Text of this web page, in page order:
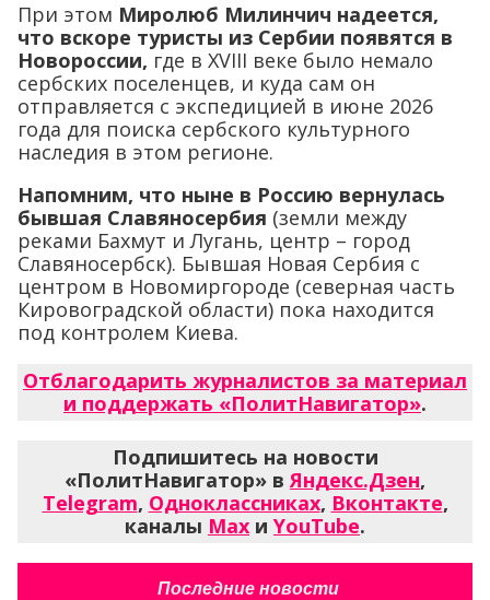
При этом Миролюб Милинчич надеется,
что вскоре туристы из Сербии появятся в
Новороссии, где в XVIII веке было немало
сербских поселенцев, и куда сам он
отправляется с экспедицией в июне 2026
года для поиска сербского культурного
наследия в этом регионе.
Напомним, что ныне в Россию вернулась
бывшая Славяносербия (земли между
реками Бахмут и Лугань, центр – город
Славяносербск). Бывшая Новая Сербия с
центром в Новомиргороде (северная часть
Кировоградской области) пока находится
под контролем Киева.
Отблагодарить журналистов за материал
и поддержать «ПолитНавигатор».
Подпишитесь на новости
«ПолитНавигатор» вЯндекс.Дзен,
Telegram, Одноклассниках, Вконтакте,
каналы Max и YouTube.
Последние новости